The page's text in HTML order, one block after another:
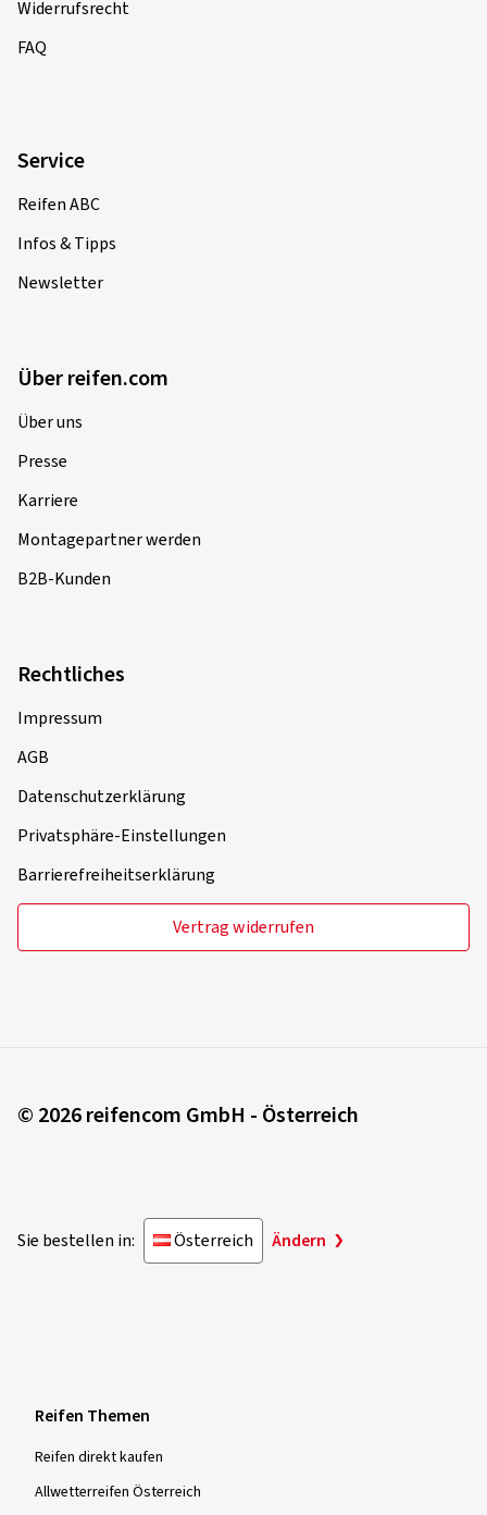
Widerrufsrecht
FAQ
Service
Reifen ABC
Infos & Tipps
Newsletter
Über reifen.com
Über uns
Presse
Karriere
Montagepartner werden
B2B-Kunden
Rechtliches
Impressum
AGB
Datenschutzerklärung
Privatsphäre-Einstellungen
Barrierefreiheitserklärung
Vertrag widerrufen
© 2026 reifencom GmbH - Österreich
Sie bestellen in: Österreich Ändern
Reifen Themen
Reifen direkt kaufen
Allwetterreifen Österreich